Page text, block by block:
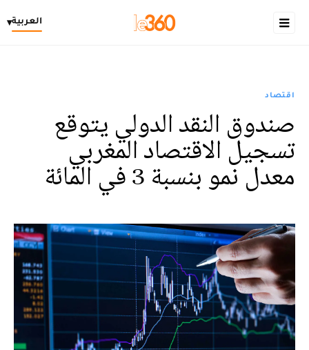
العربية▾
اقتصاد
صندوق النقد الدولي يتوقع
تسجيل الاقتصاد المغربي
معدل نمو بنسبة 3 في المائة